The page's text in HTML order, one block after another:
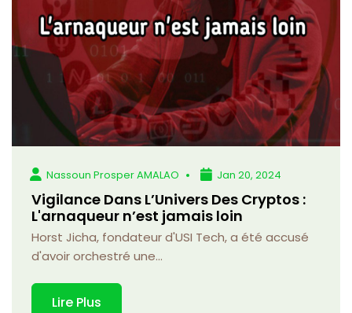
Nassoun Prosper AMALAO Jan 20, 2024
Vigilance Dans L’Univers Des Cryptos :
L'arnaqueur n’est jamais loin
Horst Jicha, fondateur d'USI Tech, a été accusé
d'avoir orchestré une...
Lire Plus